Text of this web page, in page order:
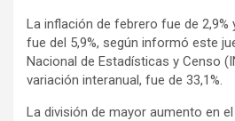
La inflación de febrero fue de 2,9%
fue del 5,9%, según informó este
Nacional de Estadísticas y Censo
variación interanual, fue de 33,1%.
La división de mayor aumento en